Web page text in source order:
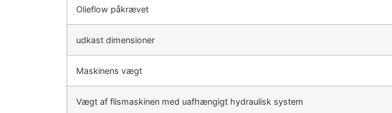
Olieflow påkrævet
udkast dimensioner
Maskinens vægt
Vægt af flismaskinen med uafhængigt hydraulisk system